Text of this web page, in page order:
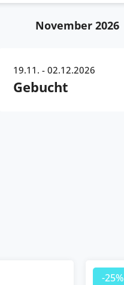
November 2026
19.11. - 02.12.2026
Gebucht
-25%